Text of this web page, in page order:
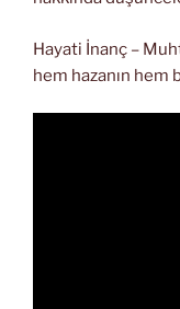
Hayati İnanç –
hem hazanın hem